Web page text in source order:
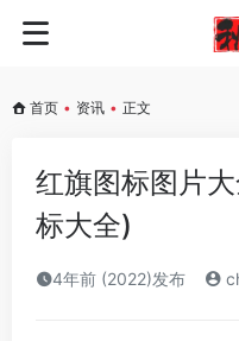
首页 • 资讯 • 正文
红旗图标图片
标大全)
4年前 (2022)发布